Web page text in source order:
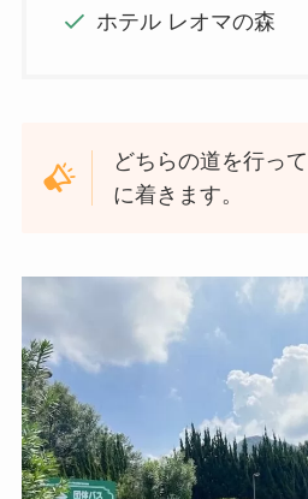
ホテル レオマの森
どちらの道を行っ
に着きます。